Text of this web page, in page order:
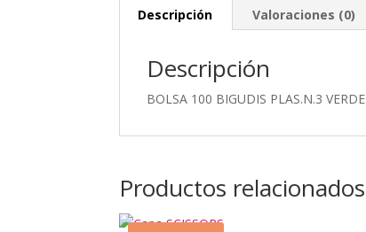
Descripción Valoraciones (0)
Descripción
BOLSA 100 BIGUDIS PLAS.N.3 VERDE
Productos relacionados